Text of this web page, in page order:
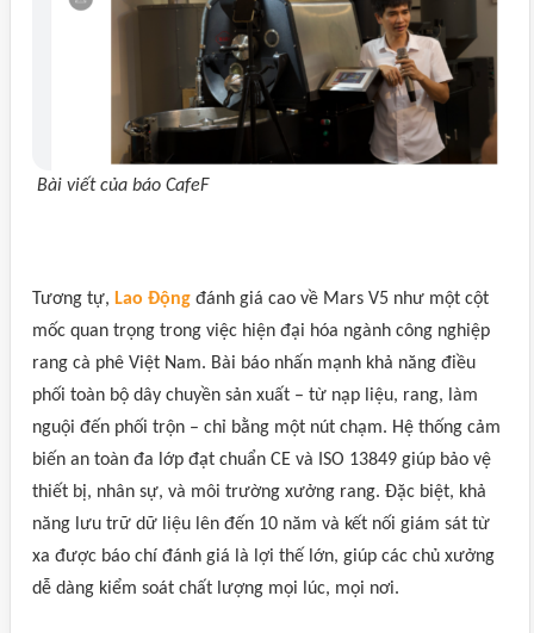
Bài viết của báo CafeF
Tương tự, Lao Động đánh giá cao về Mars V5 như một cột
mốc quan trọng trong việc hiện đại hóa ngành công nghiệp
rang cà phê Việt Nam. Bài báo nhấn mạnh khả năng điều
phối toàn bộ dây chuyền sản xuất – từ nạp liệu, rang, làm
nguội đến phối trộn – chỉ bằng một nút chạm. Hệ thống cảm
biến an toàn đa lớp đạt chuẩn CE và ISO 13849 giúp bảo vệ
thiết bị, nhân sự, và môi trường xưởng rang. Đặc biệt, khả
năng lưu trữ dữ liệu lên đến 10 năm và kết nối giám sát từ
xa được báo chí đánh giá là lợi thế lớn, giúp các chủ xưởng
dễ dàng kiểm soát chất lượng mọi lúc, mọi nơi.